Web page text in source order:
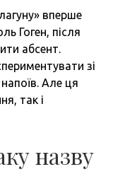
вперше
Гоген, після
абсент.
зі
Але ця
так і
назву